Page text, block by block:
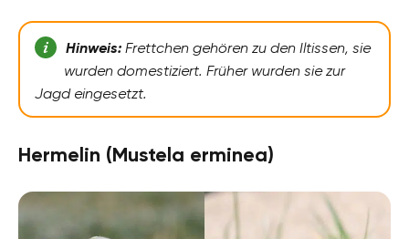
Hinweis:Frettchen gehören zu den Iltissen, sie
wurden domestiziert. Früher wurden sie zur
Jagd eingesetzt.
Hermelin (Mustela erminea)